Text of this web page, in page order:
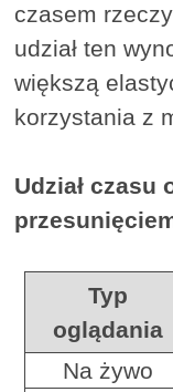
czasem
udział ten
większą
korzystania z
Udział czasu
Typ
oglądania
Na żywo